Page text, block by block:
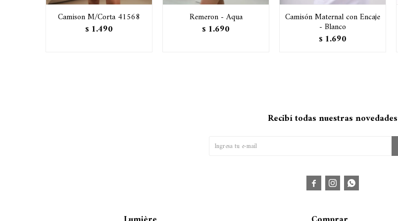
Camison M/Corta 41568
$ 1.490
Remeron - Aqua
$ 1.690
Camisón Maternal con Encaje
- Blanco
$ 1.690
Recibí todas nuestras novedades
  